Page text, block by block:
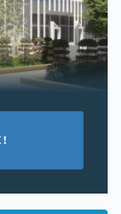
!